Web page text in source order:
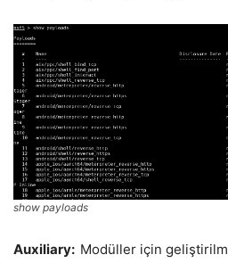
show payloads
Auxiliary: Modüller için